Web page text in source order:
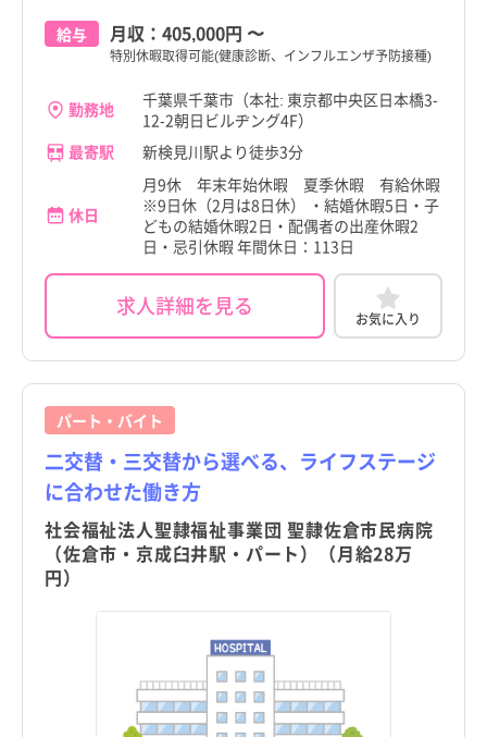
給与 月収： 405,000円 〜
特別休暇取得可能(健康診断、インフルエンザ予防接種)
勤務地
千葉県千葉市（本社: 東京都中央区日本橋3-
12-2朝日ビルヂング4F）
最寄駅
新検見川駅より徒歩3分
休日
月9休 年末年始休暇 夏季休暇 有給休暇
※9日休（2月は8日休） ・結婚休暇5日・子
どもの結婚休暇2日・配偶者の出産休暇2
日・忌引休暇 年間休日：113日
求人詳細を見る お気に入り
パート・バイト
二交替・三交替から選べる、ライフステージ
に合わせた働き方
社会福祉法人聖隷福祉事業団 聖隷佐倉市民病院
（佐倉市・京成臼井駅・パート）（月給28万
円）